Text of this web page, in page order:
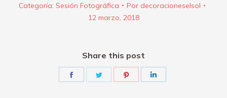
Categoría: Sesión Fotográfica Por decoracioneselsol
12 marzo, 2018
Share this post
Share
Share
Share